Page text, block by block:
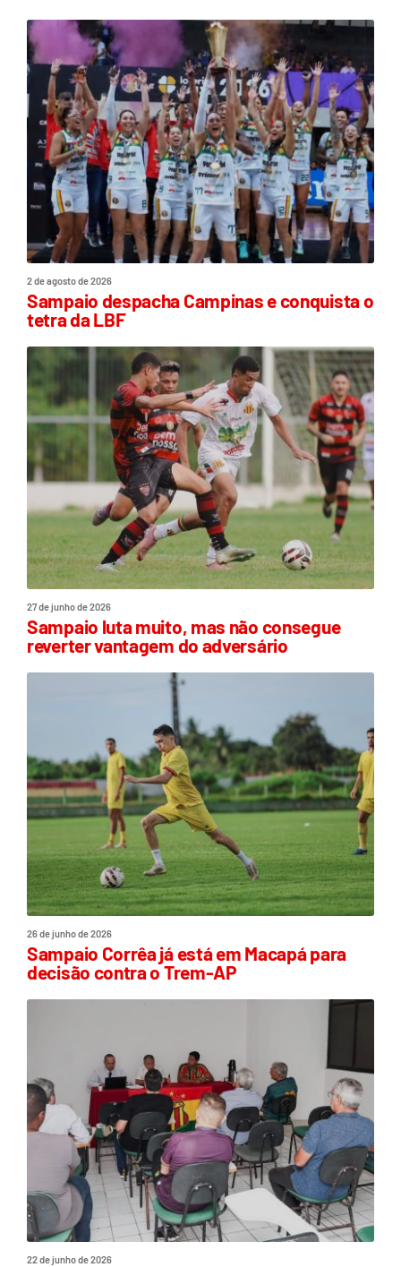
2 de agosto de 2026
Sampaio despacha Campinas e conquista o
tetra da LBF
27 de junho de 2026
Sampaio luta muito, mas não consegue
reverter vantagem do adversário
26 de junho de 2026
Sampaio Corrêa já está em Macapá para
decisão contra o Trem-AP
22 de junho de 2026